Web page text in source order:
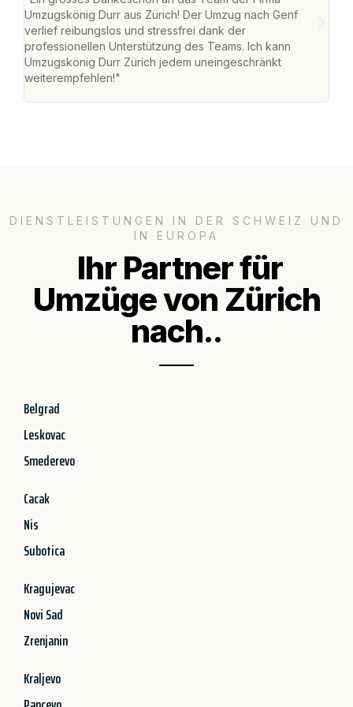
Umzugskönig Durr aus Zürich! Der Umzug nach Genf
verlief reibungslos und stressfrei dank der
professionellen Unterstützung des Teams. Ich kann
Umzugskönig Durr Zürich jedem uneingeschränkt
weiterempfehlen!"
DIENSTLEISTUNGEN IN DER SCHWEIZ UND
IN EUROPA
Ihr Partner für
Umzüge von Zürich
nach..
Belgrad
Leskovac
Smederevo
Cacak
Nis
Subotica
Kragujevac
Novi Sad
Zrenjanin
Kraljevo